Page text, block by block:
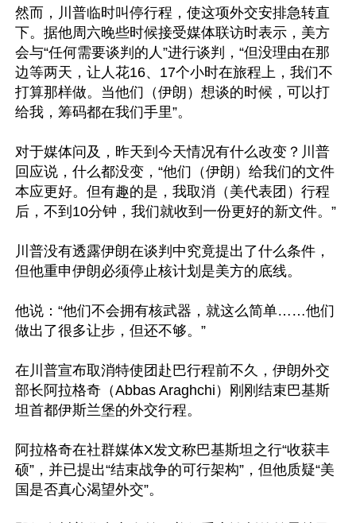
然而，川普临时叫停行程，使这项外交安排急转直
下。据他周六晚些时候接受媒体联访时表示，美方
会与“任何需要谈判的人”进行谈判，“但没理由在那
边等两天，让人花16、17个小时在旅程上，我们不
打算那样做。当他们（伊朗）想谈的时候，可以打
给我，筹码都在我们手里”。
对于媒体问及，昨天到今天情况有什么改变？川普
回应说，什么都没变，“他们（伊朗）给我们的文件
本应更好。但有趣的是，我取消（美代表团）行程
后，不到10分钟，我们就收到一份更好的新文件。”
川普没有透露伊朗在谈判中究竟提出了什么条件，
但他重申伊朗必须停止核计划是美方的底线。
他说：“他们不会拥有核武器，就这么简单……他们
做出了很多让步，但还不够。”
在川普宣布取消特使团赴巴行程前不久，伊朗外交
部长阿拉格奇（Abbas Araghchi）刚刚结束巴基斯
坦首都伊斯兰堡的外交行程。
阿拉格奇在社群媒体X发文称巴基斯坦之行“收获丰
硕”，并已提出“结束战争的可行架构”，但他质疑“美
国是否真心渴望外交”。